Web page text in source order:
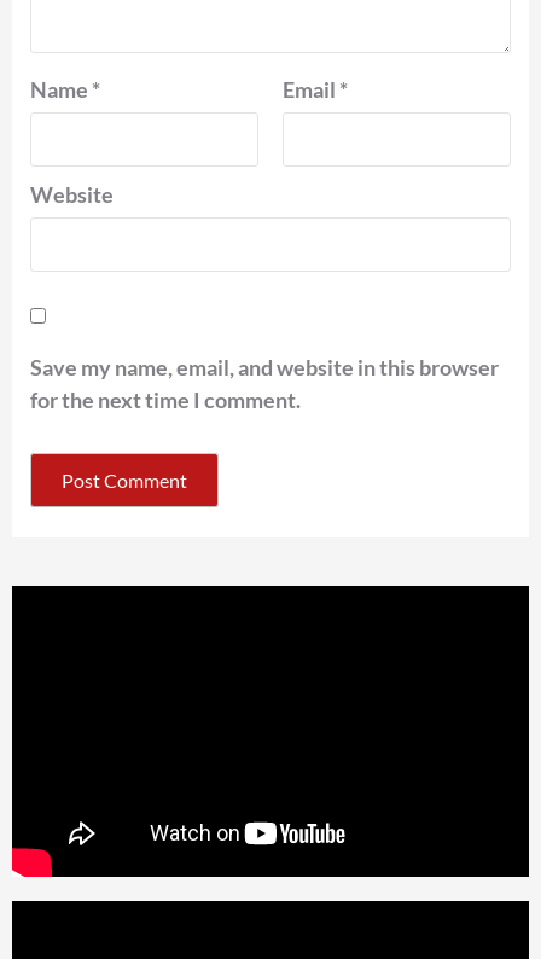
Name * Email *
Website
Save my name, email, and website in this browser
for the next time I comment.